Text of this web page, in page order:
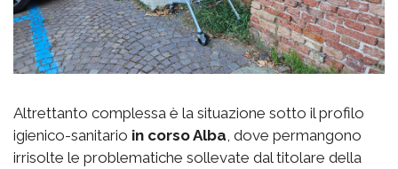
Altrettanto complessa è la situazione sotto il profilo
igienico-sanitario in corso Alba , dove permangono
irrisolte le problematiche sollevate dal titolare della